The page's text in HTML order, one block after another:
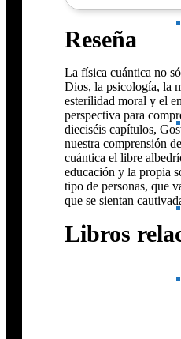
Reseña
La física cuántica no
Dios, la psicología, la
esterilidad moral y el
perspectiva para
dieciséis capítulos,
nuestra comprensión
cuántica el libre
educación y la propia
tipo de personas, que
que se sientan
Libros